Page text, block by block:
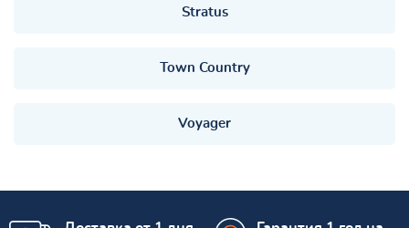
Stratus
Town Country
Voyager